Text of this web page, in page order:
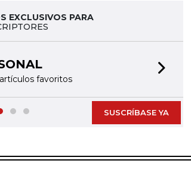
EXCLUSIVOS PARA
favoritos
SUSCRÍBASE YA